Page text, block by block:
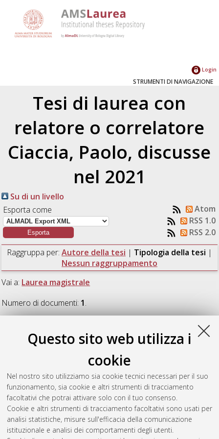
Questo sito web utilizza i
cookie
Nel nostro sito utilizziamo sia cookie tecnici necessari per il suo
funzionamento, sia cookie e altri strumenti di tracciamento
facoltativi che potrai attivare solo con il tuo consenso.
Cookie e altri strumenti di tracciamento facoltativi sono usati per
analisi statistiche, misure sull'efficacia della comunicazione
istituzionale e analisi dei comportamenti degli utenti.
Login
STRUMENTI DI NAVIGAZIONE
Tesi di laurea con
relatore o correlatore
Ciaccia, Paolo, discusse
nel 2021
Su di un livello
Esporta come
Atom
RSS 1.0
RSS 2.0
Raggruppa per: Autore della tesi | Tipologia della tesi |
Nessun raggruppamento
Vai a: Laurea magistrale
Numero di documenti: 1.
Laurea magistrale
Riconoscimento di simboli e creazione
schemi ferroviari cartacei in file CAD.[Laurea magistrale],
Università di Bologna, Corso di Studio in Ingegneria
informatica [LM-DM270], Documento full-text non disponibile
Questa lista e' stata generata ilThu Aug 6 07:10:44 2026